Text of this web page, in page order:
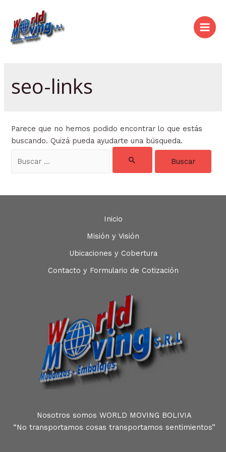
contenido
Main
seo-links
Parece que no hemos podido encontrar lo que estás
buscando. Quizá pueda ayudarte una búsqueda.
por:
Inicio
Misión y Visión
Ubicaciones y Cobertura
Contacto y Formulario de Cotización
Nosotros somos WORLD MOVING BOLIVIA
“No transportamos cosas transportamos sentimientos”